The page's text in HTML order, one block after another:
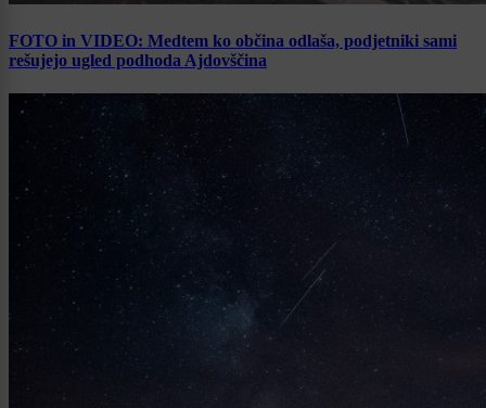
FOTO in VIDEO: Medtem ko občina odlaša, podjetniki sami
rešujejo ugled podhoda Ajdovščina